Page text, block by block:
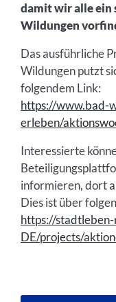
damit wir alle ein
Wildungen
Das ausführliche
Wildungen putzt
folgendem Link:
https://www.bad-
erleben/
Interessierte
informieren, dort
Dies ist über
https://
DE/projects/